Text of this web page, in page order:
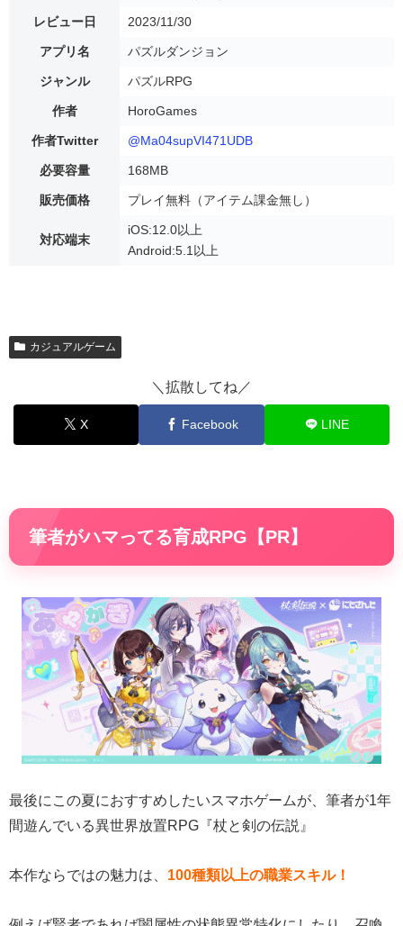
レビュー日 2023/11/30
アプリ名 パズルダンジョン
ジャンル パズルRPG
作者 HoroGames
作者Twitter @Ma04supVI471UDB
必要容量 168MB
販売価格 プレイ無料（アイテム課金無し）
対応端末
iOS:12.0以上
Android:5.1以上
カジュアルゲーム
＼拡散してね／
X Facebook LINE
筆者がハマってる育成RPG【PR】
最後にこの夏におすすめしたいスマホゲームが、筆者が1年
間遊んでいる異世界放置RPG『杖と剣の伝説』
本作ならではの魅力は、 100種類以上の職業スキル！